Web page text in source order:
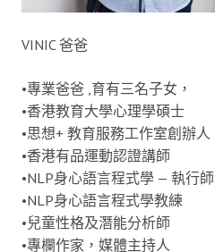
VINIC 爸爸
•專業爸爸 ,育有三名子女，
•香港教育大學心理學碩士
•思想+ 教育服務工作室創辦人
•香港有品運動認證講師
•NLP身心語言程式學 — 執行師
•NLP身心語言程式學教練
•兒童性格及潛能分析師
•專欄作家，媒體主持人